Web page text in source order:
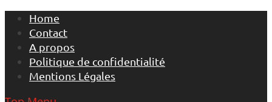
Skip
content
Home
Contact
A propos
Politique de confidentialité
Mentions Légales